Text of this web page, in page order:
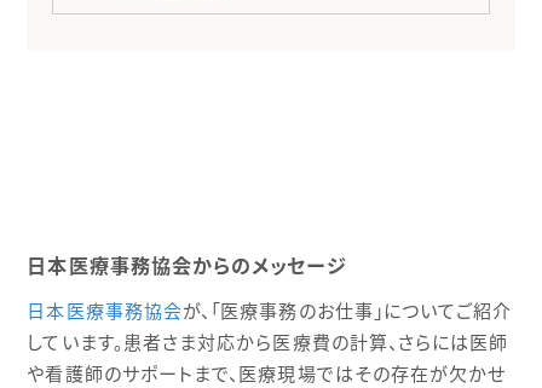
日本医療事務協会からのメッセージ
日本医療事務協会が、「医療事務のお仕事」についてご紹介
しています。患者さま対応から医療費の計算、さらには医師
や看護師のサポートまで、医療現場ではその存在が欠かせ